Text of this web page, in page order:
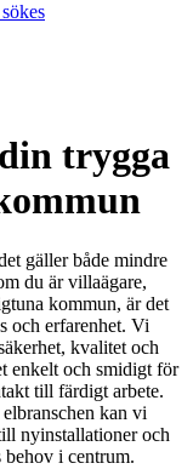
trygga
gäller både mindre
du är villaägare,
kommun, är det
och erfarenhet. Vi
kvalitet och
enkelt och smidigt för
till färdigt arbete.
kan vi
nyinstallationer och
i centrum.